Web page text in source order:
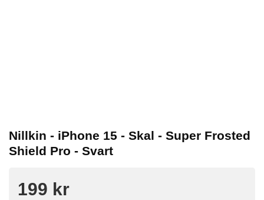
Nillkin - iPhone 15 - Skal - Super Frosted
Shield Pro - Svart
199 kr